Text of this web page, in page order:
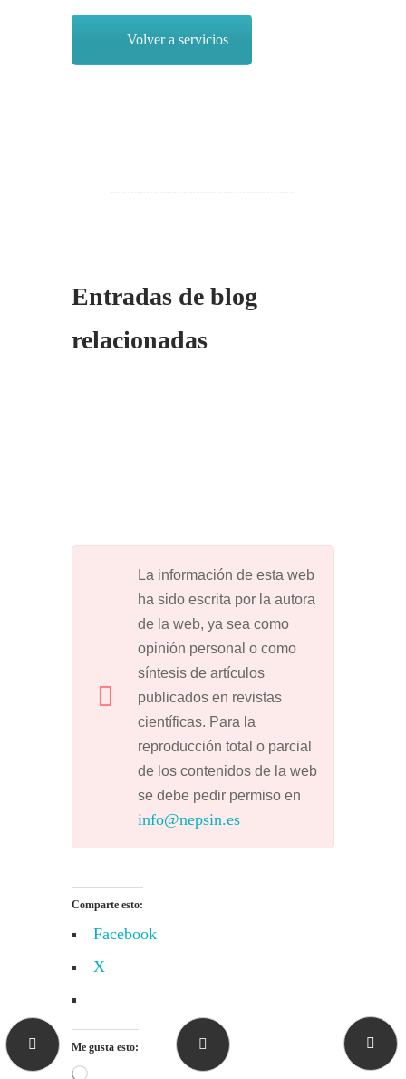
Volver a servicios
Entradas de blog
relacionadas
La información de esta web
ha sido escrita por la autora
de la web, ya sea como
opinión personal o como
síntesis de artículos
publicados en revistas
científicas. Para la
reproducción total o parcial
de los contenidos de la web
se debe pedir permiso en
info@nepsin.es
Comparte esto:
Facebook
X
Me gusta esto:
Cargando...